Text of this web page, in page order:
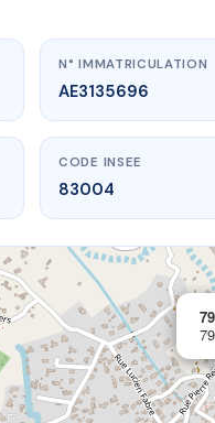
www.vme.plus/
79 jean jaures
79 av jean jaures83460
N° IMMATRICULATION
AE3135696
CODE INSEE
83004